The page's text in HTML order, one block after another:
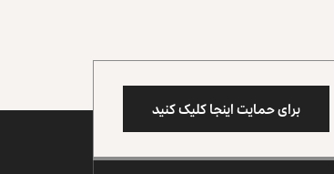
برای حمایت اینجا کلیک کنید